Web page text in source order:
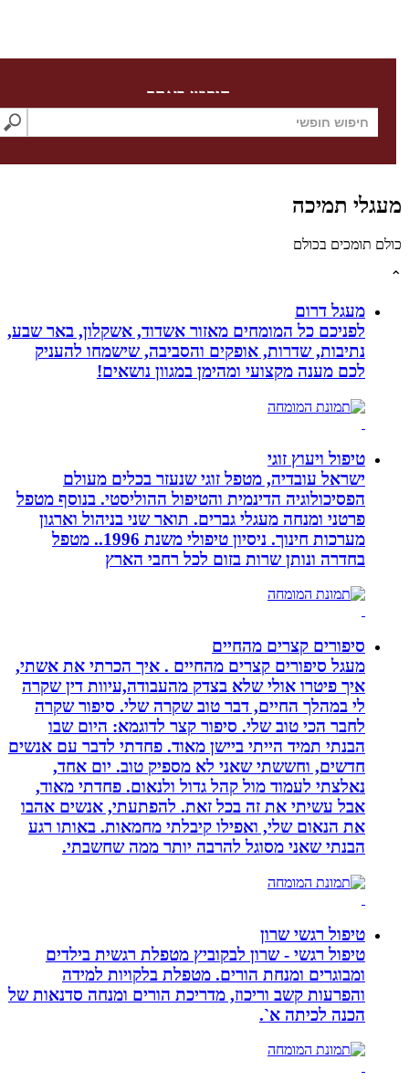
חיפוש באתר
תמיכה
בכולם
מעגל דרום
לפניכם כל המומחים מאזור אשדוד, אשקלון, באר שבע,
נתיבות, שדרות, אופקים והסביבה, שישמחו להעניק
לכם מענה מקצועי ומהימן במגוון נושאים!
טיפול ויעוץ זוגי
ישראל עובדיה, מטפל זוגי שנעזר בכלים מעולם
הפסיכולוגיה הדינמית והטיפול ההוליסטי. בנוסף מטפל
פרטני ומנחה מעגלי גברים. תואר שני בניהול וארגון
מערכות חינוך. ניסיון טיפולי משנת 1996.. מטפל
בחדרה ונותן שרות בזום לכל רחבי הארץ
סיפורים קצרים מהחיים
מעגל סיפורים קצרים מהחיים . איך הכרתי את אשתי,
איך פיטרו אולי שלא בצדק מהעבודה,עיוות דין שקרה
לי במהלך החיים, דבר טוב שקרה שלי. סיפור שקרה
לחבר הכי טוב שלי. סיפור קצר לדוגמא: היום שבו
הבנתי תמיד הייתי ביישן מאוד. פחדתי לדבר עם אנשים
חדשים, וחששתי שאני לא מספיק טוב. יום אחד,
נאלצתי לעמוד מול קהל גדול ולנאום. פחדתי מאוד,
אבל עשיתי את זה בכל זאת. להפתעתי, אנשים אהבו
את הנאום שלי, ואפילו קיבלתי מחמאות. באותו רגע
הבנתי שאני מסוגל להרבה יותר ממה שחשבתי.
טיפול רגשי שרון
טיפול רגשי - שרון לבקוביץ מטפלת רגשית בילדים
ומבוגרים ומנחת הורים. מטפלת בלקויות למידה
והפרעות קשב וריכוז, מדריכת הורים ומנחה סדנאות של
הכנה לכיתה א`.